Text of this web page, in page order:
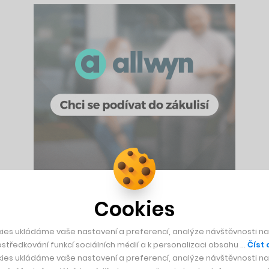
DALL·E 2 se ale pouhých několik měsíců po
textového popisu dokáže vytvořit obrázek, u něhož
variantu obrazu. Zadání může uživatel libovolně
Cookies
ukládáme vaše nastavení a preferencí, analýze návštěvnosti
funkcí sociálních médií a k personalizaci obsahu … Číst
ukládáme vaše nastavení a preferencí, analýze návštěvnosti